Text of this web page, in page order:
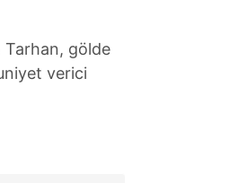
Tarhan, gölde
verici